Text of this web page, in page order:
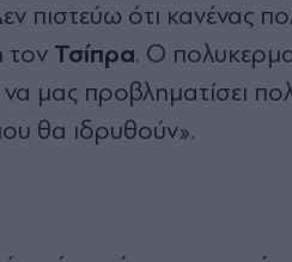
πιστεύω ότι κανένας
τον Τσίπρα. Ο
να μας προβληματίσει
θα ιδρυθούν».